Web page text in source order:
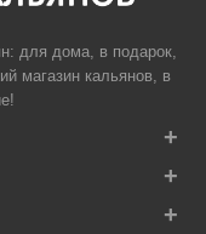
для дома, в подарок,
магазин кальянов, в
+
+
+